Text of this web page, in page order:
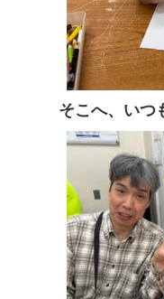
そこへ、いつ